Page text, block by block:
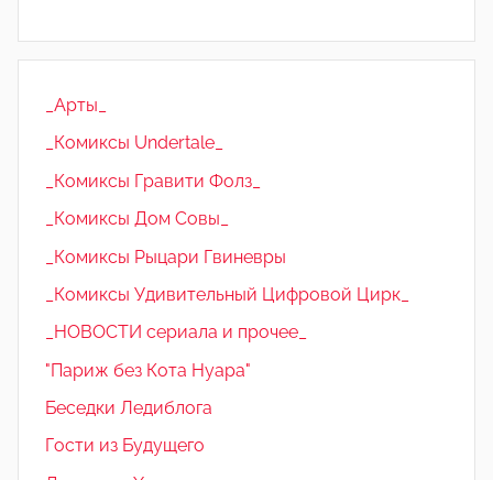
_Арты_
_Комиксы Undertale_
_Комиксы Гравити Фолз_
_Комиксы Дом Совы_
_Комиксы Рыцари Гвиневры
_Комиксы Удивительный Цифровой Цирк_
_НОВОСТИ сериала и прочее_
"Париж без Кота Нуара"
Беседки Ледиблога
Гости из Будущего